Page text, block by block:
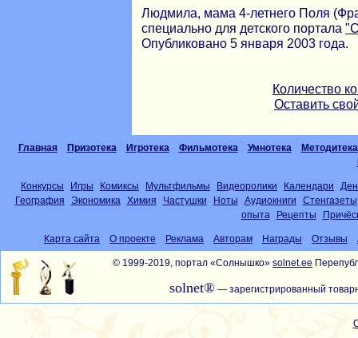
Людмила, мама 4-летнего Поля
специально для детского портала
Опубликовано 5 января 2003 года.
Количество
Оставить
Главная Призотека Игротека Фильмотека Умнотека
Методитека
Конкурсы Игры Комиксы Мультфильмы Видеоролики Календари
География
Экономика Химия Частушки Ноты Аудиокниги
Стенгазеты
опыта
Рецепты
Карта сайта О проекте Реклама Авторам Награды Отзывы
© 1999-2019, портал «Солнышко» solnet.ee
solnet® — зарегистрированный